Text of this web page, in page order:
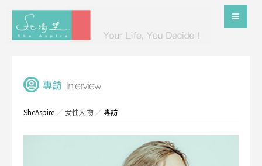
SheAspire ／ 女性人物／專訪